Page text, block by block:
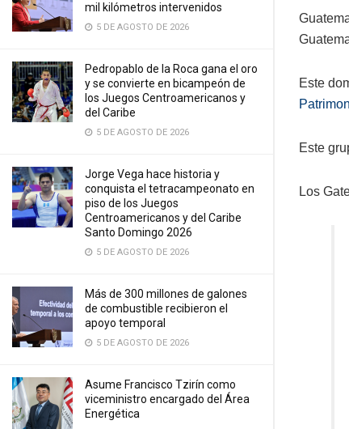
mil kilómetros intervenidos
5 DE AGOSTO DE 2026
Pedropablo de la Roca gana el oro
y se convierte en bicampeón de
los Juegos Centroamericanos y
del Caribe
5 DE AGOSTO DE 2026
Jorge Vega hace historia y
conquista el tetracampeonato en
piso de los Juegos
Centroamericanos y del Caribe
Santo Domingo 2026
5 DE AGOSTO DE 2026
Más de 300 millones de galones
de combustible recibieron el
apoyo temporal
5 DE AGOSTO DE 2026
Asume Francisco Tzirín como
viceministro encargado del Área
Energética
Este
Este
Los